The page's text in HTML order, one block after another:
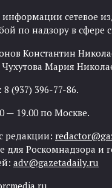
сетевое
по надзору в
Константин
Мария
(937) 396-77-86.
— 19.00 по Москве.
редакции:
для Роскомнадзора и
adv@gazetadaily.ru